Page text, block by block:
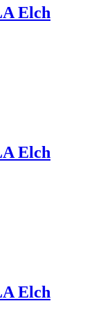
Elch
Elch
Elch